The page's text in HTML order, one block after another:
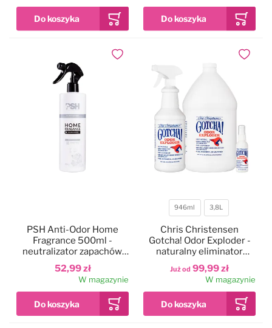
52,99 zł
PSH Anti-Odor Home
Fragrance 500ml -
neutralizator zapachów,
do tekstyliów i tapicerek
W magazynie
Dodaj do ulubionych
Pojemność
946ml 3,8L
Już od 99,99 zł
Chris Christensen
Gotcha! Odor Exploder -
naturalny eliminator
brzydkich zapachów z
sierści i powierzchni
W magazynie
Dodaj